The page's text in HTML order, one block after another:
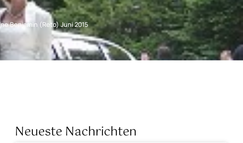
Benjamin (Reto) Juni 2015
Neueste Nachrichten